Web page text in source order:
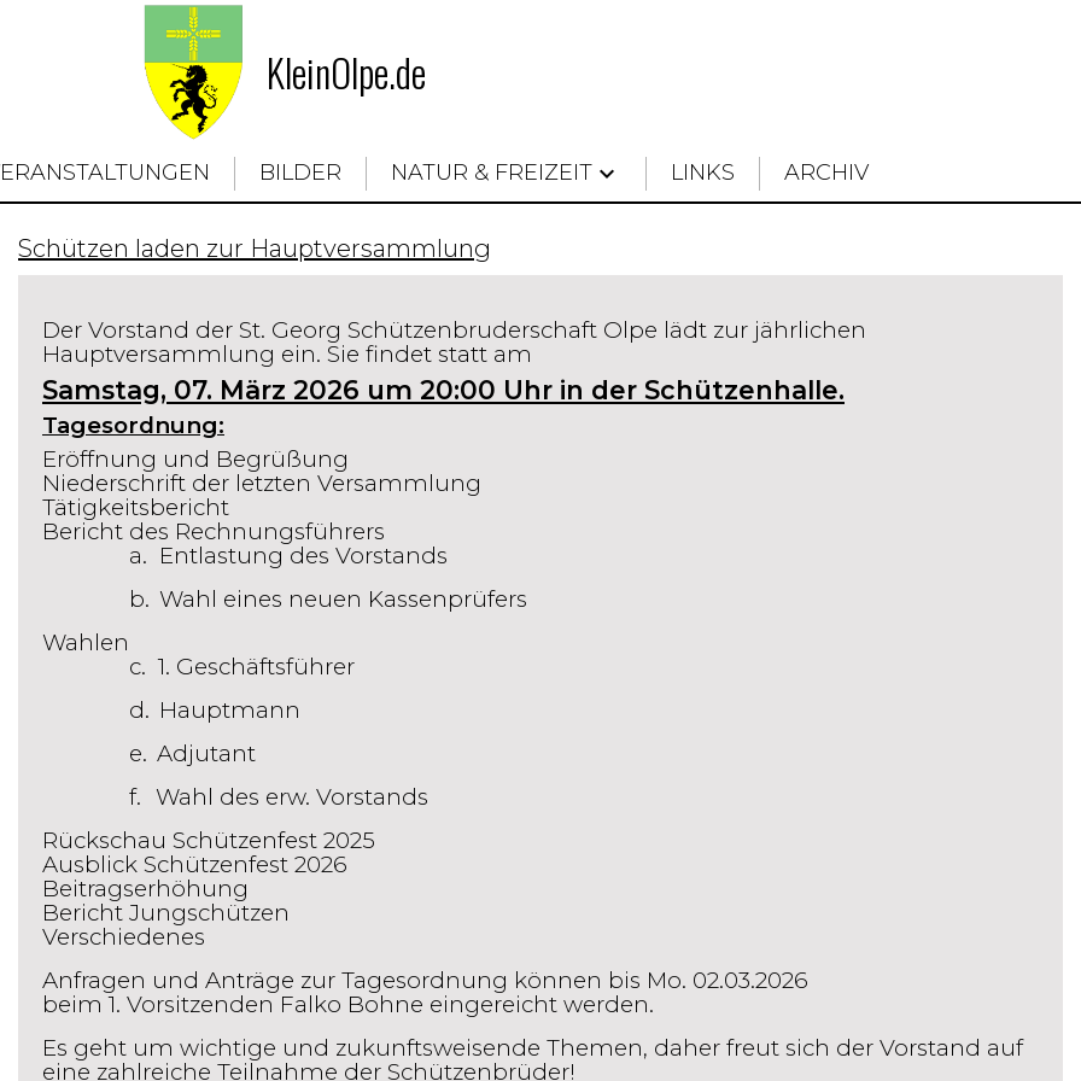
KleinOlpe.de
BILDER NATUR & FREIZEIT keyboard_arrow_down LINKS ARCHIV
Schützen laden zur Hauptversammlung
Der Vorstand der St. Georg Schützenbruderschaft Olpe lädt zur jährlichen
Hauptversammlung ein. Sie findet statt am
Samstag, 07. März 2026 um 20:00 Uhr in der Schützenhalle.
Tagesordnung:
Eröffnung und Begrüßung
Niederschrift der letzten Versammlung
Tätigkeitsbericht
Bericht des Rechnungsführers
a. Entlastung des Vorstands
b. Wahl eines neuen Kassenprüfers
Wahlen
c. 1. Geschäftsführer
d. Hauptmann
e. Adjutant
f.
Wahl des erw. Vorstands
Rückschau Schützenfest 2025
Ausblick Schützenfest 2026
Beitragserhöhung
Bericht Jungschützen
Verschiedenes
Anfragen und Anträge zur Tagesordnung können bis Mo. 02.03.2026
beim 1. Vorsitzenden Falko Bohne eingereicht werden.
Es geht um wichtige und zukunftsweisende Themen, daher freut sich der Vorstand auf
eine zahlreiche Teilnahme der Schützenbrüder!